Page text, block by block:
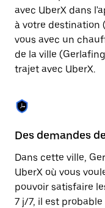
touche
Échap
pour
fermer
le
calendrier.
avec UberX dans
à votre destination
vous avec un
de la ville
trajet avec UberX.
Des demandes
Dans cette ville,
UberX où vous
pouvoir satisfaire
7 j/7, il est